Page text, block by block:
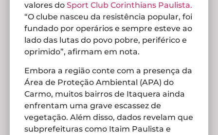
valores do Sport Club Corinthians Paulista.
“O clube nasceu da resistência popular, foi
fundado por operários e sempre esteve ao
lado das lutas do povo pobre, periférico e
oprimido”, afirmam em nota.
Embora a região conte com a presença da
Área de Proteção Ambiental (APA) do
Carmo, muitos bairros de Itaquera ainda
enfrentam uma grave escassez de
vegetação. Além disso, dados revelam que
subprefeituras como Itaim Paulista e